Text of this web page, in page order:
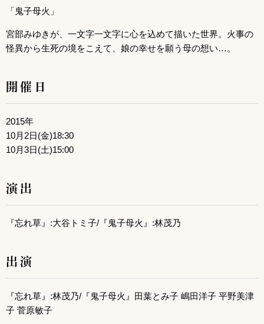
「鬼子母火」
宮部みゆきが、一文字一文字に心を込めて描いた世界。火事の
怪異から生死の境をこえて、娘の幸せを願う母の想い…。
開催日
2015年
10月2日(金)18:30
10月3日(土)15:00
演出
『忘れ草』:大谷トミ子/『鬼子母火』:林茂乃
出演
『忘れ草』:林茂乃/『鬼子母火』田葉とみ子 嶋田洋子 平野美津
子 菅原敏子